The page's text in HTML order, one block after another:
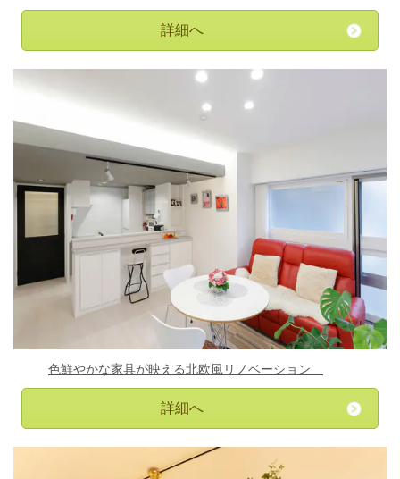
詳細へ
色鮮やかな家具が映える北欧風リノベーション
詳細へ